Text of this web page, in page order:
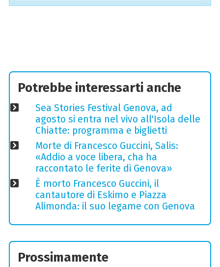
Potrebbe interessarti anche
Sea Stories Festival Genova, ad
agosto si entra nel vivo all'Isola delle
Chiatte: programma e biglietti
Morte di Francesco Guccini, Salis:
«Addio a voce libera, cha ha
raccontato le ferite di Genova»
È morto Francesco Guccini, il
cantautore di Eskimo e Piazza
Alimonda: il suo legame con Genova
Prossimamente